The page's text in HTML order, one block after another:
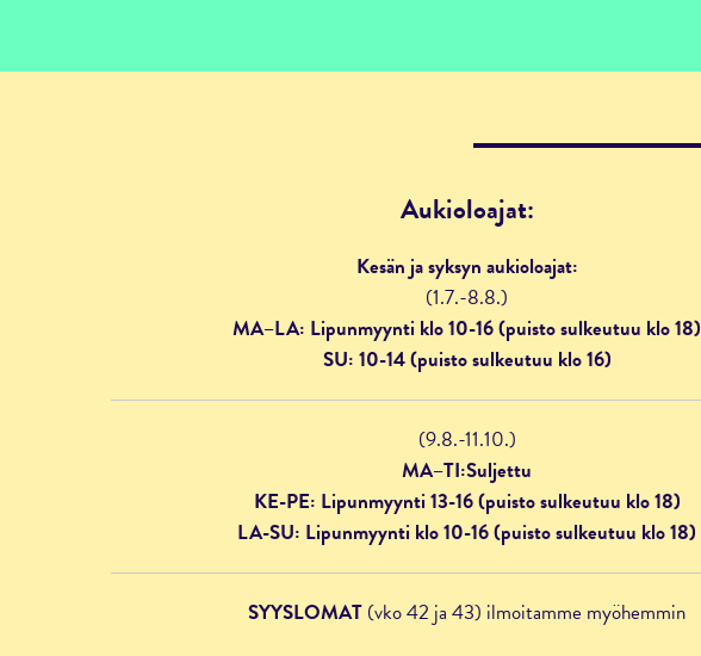
Aukioloajat:
Kesän ja syksyn aukioloajat:
(1.7.-8.8.)
MA–LA: Lipunmyynti klo 10-16 (puisto sulkeutuu klo 18)
SU: 10-14 (puisto sulkeutuu klo 16)
(9.8.-11.10.)
MA–TI:Suljettu
KE-PE: Lipunmyynti 13-16 (puisto sulkeutuu klo 18)
LA-SU: Lipunmyynti klo 10-16 (puisto sulkeutuu klo 18)
SYYSLOMAT (vko 42 ja 43) ilmoitamme myöhemmin